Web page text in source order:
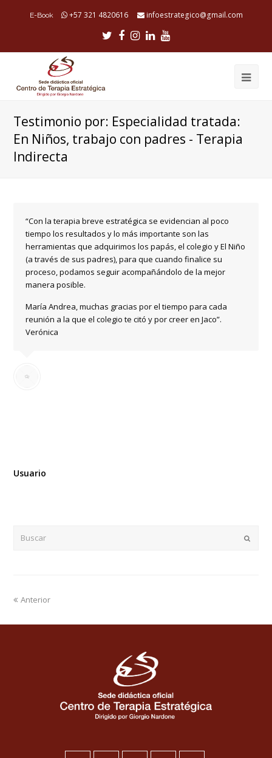
E-Book +57 321 4820616 infoestrategico@gmail.com
Twitter
Facebook
Instagram
LinkedIn
Youtube
Testimonio por: Especialidad tratada:
En Niños, trabajo con padres - Terapia
Indirecta
“Con la terapia breve estratégica se evidencian al poco
tiempo los resultados y lo más importante son las
herramientas que adquirimos los papás, el colegio y El Niño
(a través de sus padres), para que cuando finalice su
proceso, podamos seguir acompañándolo de la mejor
manera posible.
María Andrea, muchas gracias por el tiempo para cada
reunión a la que el colegio te citó y por creer en Jaco”.
Verónica
Usuario
Enviar
Anterior